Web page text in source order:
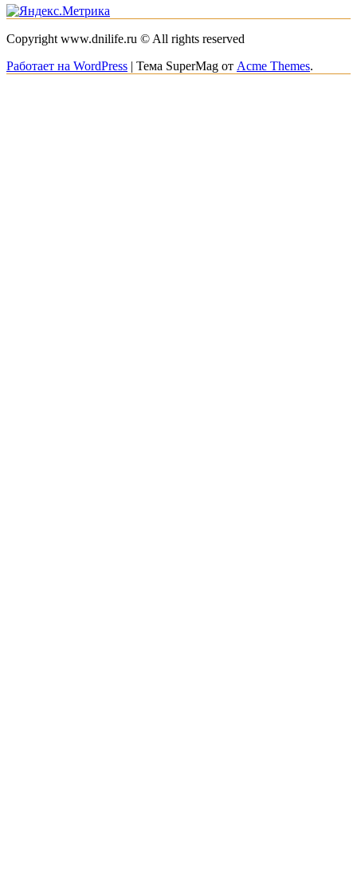
Copyright www.dnilife.ru © All rights reserved
Работает на WordPress | Тема SuperMag от Acme Themes.